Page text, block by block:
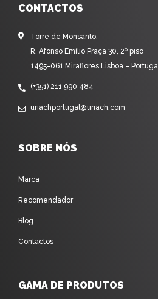
CONTACTOS
Torre de Monsanto,
R. Afonso Emílio Praça 30, 2º piso
1495-061 Miraflores Lisboa – Portugal
(+351) 211 990 484
uriachportugal@uriach.com
SOBRE NÓS
Marca
Recomendador
Blog
Contactos
GAMA DE PRODUTOS